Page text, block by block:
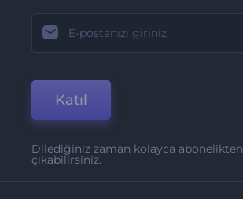
Katıl
Dilediğiniz zaman kolayca abonelikten
çıkabilirsiniz.